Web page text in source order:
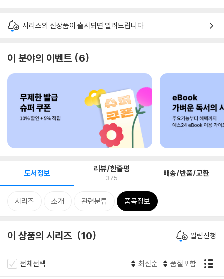
시리즈의 신상품이 출시되면 알려드립니다.
이 분야의 이벤트 6
도서정보 리뷰/한줄평
375 배송/반품/교환
시리즈 소개 관련분류 품목정보
이 상품의 시리즈 10 알림신청
전체선택 최신순 품절포함